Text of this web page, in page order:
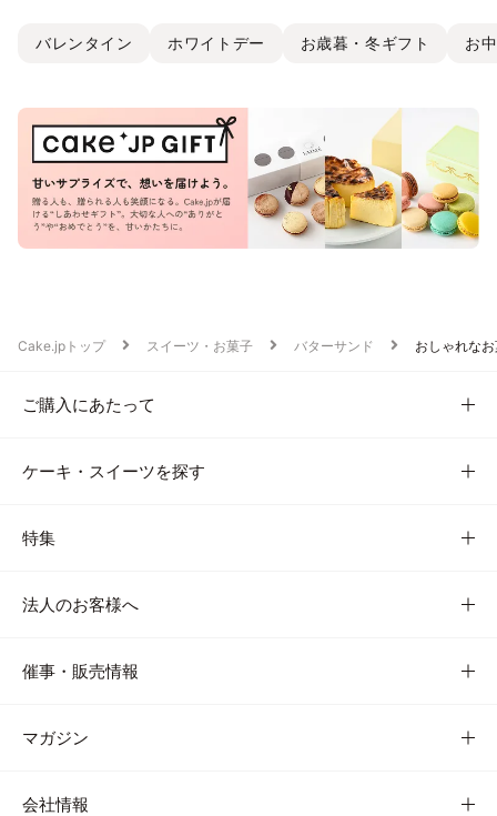
バレンタイン ホワイトデー お歳暮・冬ギフト お
Cake.jpトップ スイーツ・お菓子 バターサンド おしゃれな
ご購入にあたって
ケーキ・スイーツを探す
特集
法人のお客様へ
催事・販売情報
マガジン
会社情報